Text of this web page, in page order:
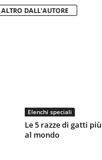
ALTRO DALL'AUTORE
Elenchi speciali
Le 5 razze di gatti
al mondo